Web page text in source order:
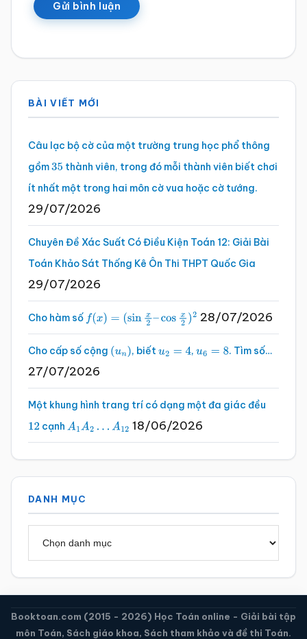
Sidebar
chính
BÀI VIẾT MỚI
Câu lạc bộ cờ của một trường trung học phổ thông
gồm35 thành viên, trong đó mỗi thành viên biết chơi
ít nhất một trong hai môn cờ vua hoặc cờ tướng.
29/07/2026
Chuyên Đề Xác Suất Có Điều Kiện Toán 12: Giải Bài
Toán Khảo Sát Thống Kê Ôn Thi THPT Quốc Gia
29/07/2026
Cho hàm số f(x)=(sinx2 –cosx2 )2 28/07/2026
Cho cấp số cộng (un), biếtu2 =4 , u6 =8 . Tìm số…
27/07/2026
Một khung hình trang trí có dạng một đa giác đều
12 cạnh A1A2…A 12 18/06/2026
DANH MỤC
Booktoan.com (2015 - 2026) Học Toán online - Giải bài tập
môn Toán, Sách giáo khoa, Sách tham khảo và đề thi Toán.